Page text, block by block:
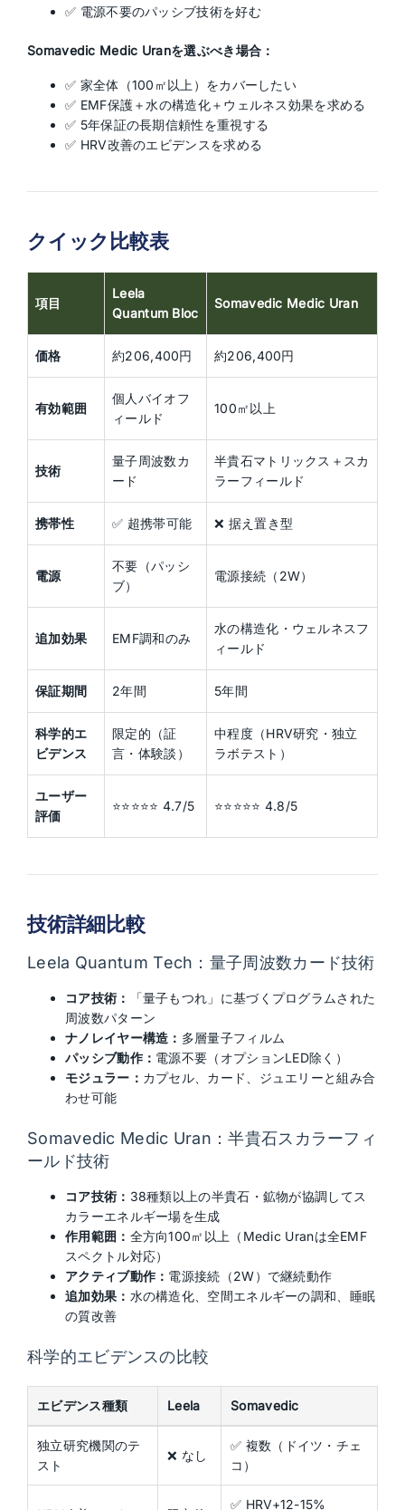
✅ 電源不要のパッシブ技術を好む
Somavedic Medic Uranを選ぶべき場合：
✅ 家全体（100㎡以上）をカバーしたい
✅ EMF保護＋水の構造化＋ウェルネス効果を求める
✅ 5年保証の長期信頼性を重視する
✅ HRV改善のエビデンスを求める
クイック比較表
項目
Leela
Quantum Bloc
Somavedic Medic Uran
価格 約206,400円 約206,400円
有効範囲
個人バイオフ
ィールド
100㎡以上
技術
量子周波数カ
ード
半貴石マトリックス＋スカ
ラーフィールド
携帯性 ✅ 超携帯可能 ❌ 据え置き型
電源
不要（パッシ
ブ）
電源接続（2W）
追加効果 EMF調和のみ
水の構造化・ウェルネスフ
ィールド
保証期間 2年間 5年間
科学的エ
ビデンス
限定的（証
言・体験談）
中程度（HRV研究・独立
ラボテスト）
ユーザー
評価
⭐⭐⭐⭐⭐ 4.7/5 ⭐⭐⭐⭐⭐ 4.8/5
技術詳細比較
Leela Quantum Tech：量子周波数カード技術
コア技術：
「量子もつれ」に基づくプログラムされた
周波数パターン
ナノレイヤー構造： 多層量子フィルム
パッシブ動作： 電源不要（オプションLED除く）
モジュラー： カプセル、カード、ジュエリーと組み合
わせ可能
Somavedic Medic Uran：半貴石スカラーフィ
ールド技術
コア技術： 38種類以上の半貴石・鉱物が協調してス
カラーエネルギー場を生成
作用範囲： 全方向100㎡以上（Medic Uranは全EMF
スペクトル対応）
アクティブ動作： 電源接続（2W）で継続動作
追加効果： 水の構造化、空間エネルギーの調和、睡眠
の質改善
科学的エビデンスの比較
エビデンス種類 Leela Somavedic
独立研究機関のテ
スト
❌ なし
✅ 複数（ドイツ・チェ
コ）
✅ HRV+12-15%